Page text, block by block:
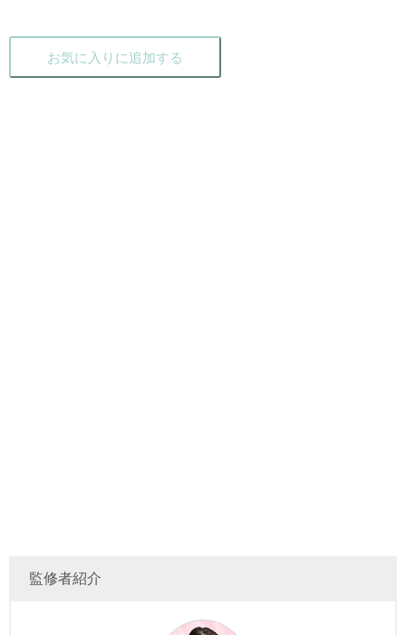
お気に入りに追加する
監修者紹介